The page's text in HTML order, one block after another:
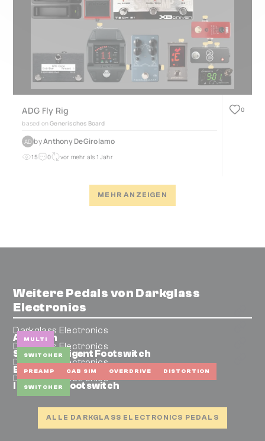
ADG Fly Rig
based on Generisches Board
AD byAnthony DeGirolamo
15 0 vor mehr als 1 Jahr
0
MEHR ANZEIGEN
Weitere Pedals von Darkglass
Electronics
MULTI
Darkglass Electronics
Anagram
SWITCHER
Darkglass Electronics
Super Intelligent Footswitch
PREAMP CAB SIM OVERDRIVE DISTORTION
Darkglass Electronics
B7K Ultra V2 'The Squid' Limited Edition
SWITCHER
Darkglass Electronics
Intelligent Footswitch
ALLE DARKGLASS ELECTRONICS PEDALS